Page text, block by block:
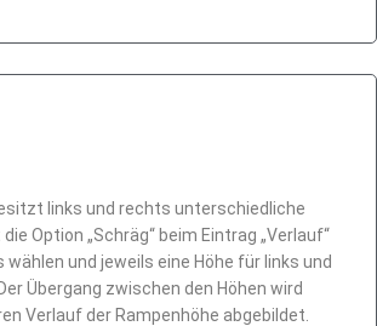
links und rechts unterschiedliche
Option „Schräg“ beim Eintrag „Verlauf“
und jeweils eine Höhe für links und
Der Übergang zwischen den Höhen wird
Verlauf der Rampenhöhe abgebildet.